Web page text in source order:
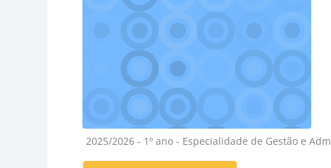
Course category
2025/2026 - 1º ano - Especialidade de Gestão e